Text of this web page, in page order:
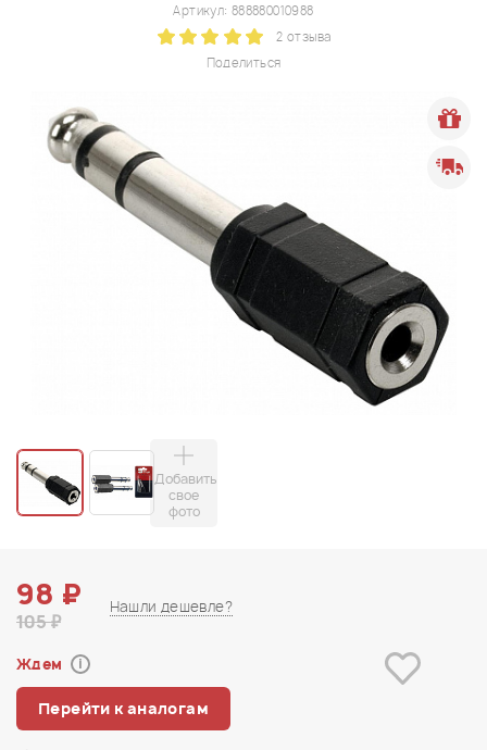
Поделиться
Артикул: 888880010988
2 отзыва
Добавить
свое
фото
98 ₽
105 ₽
Нашли дешевле?
Ждем i
Перейти к аналогам